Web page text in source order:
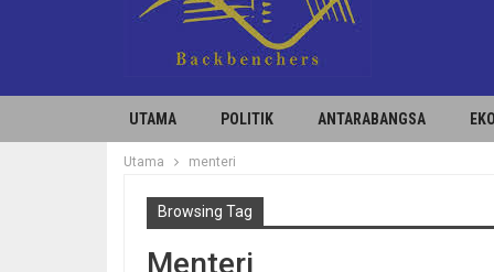
UTAMA POLITIK ANTARABANGSA
Utama menteri
Browsing Tag
Menteri